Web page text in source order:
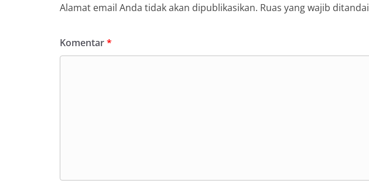
Alamat email Anda tidak akan dipublikasikan. Ruas yang wajib ditandai
Komentar*